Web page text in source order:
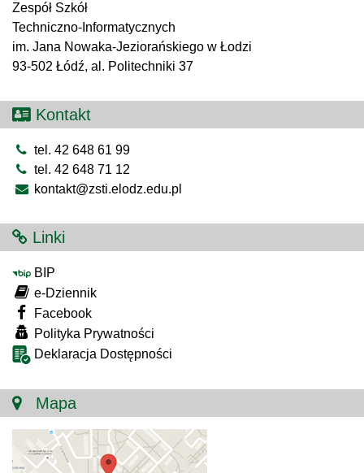
Zespół Szkół
Techniczno-Informatycznych
im. Jana Nowaka-Jeziorańskiego w Łodzi
93-502 Łódź, al. Politechniki 37
Kontakt
tel. 42 648 61 99
tel. 42 648 71 12
kontakt@zsti.elodz.edu.pl
Linki
BIP
e-Dziennik
Facebook
Polityka Prywatności
Deklaracja Dostępności
Mapa